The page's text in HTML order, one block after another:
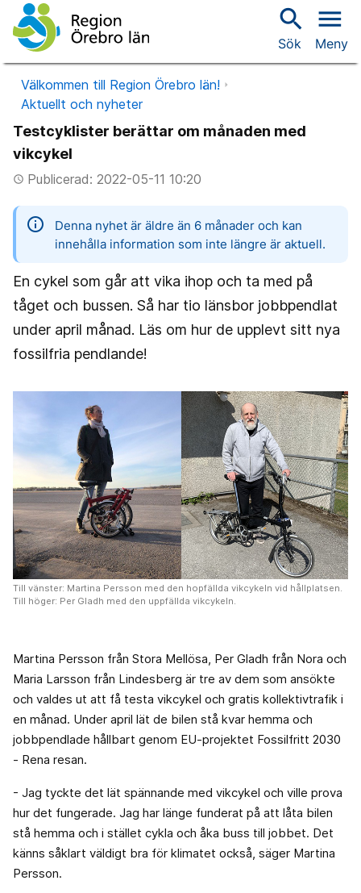
search
Sök
menu
Meny
Välkommen till Region Örebro län!
Aktuellt och nyheter
Testcyklister berättar om månaden med
vikcykel
access_timePublicerad: 2022-05-11 10:20
information
Denna nyhet är äldre än 6 månader och kan
innehålla information som inte längre är aktuell.
En cykel som går att vika ihop och ta med på
tåget och bussen. Så har tio länsbor jobbpendlat
under april månad. Läs om hur de upplevt sitt nya
fossilfria pendlande!
Till vänster: Martina Persson med den hopfällda vikcykeln vid hållplatsen.
Till höger: Per Gladh med den uppfällda vikcykeln.
Martina Persson från Stora Mellösa, Per Gladh från Nora och
Maria Larsson från Lindesberg är tre av dem som ansökte
och valdes ut att få testa vikcykel och gratis kollektivtrafik i
en månad. Under april lät de bilen stå kvar hemma och
jobbpendlade hållbart genom EU-projektet Fossilfritt 2030
- Rena resan.
- Jag tyckte det lät spännande med vikcykel och ville prova
hur det fungerade. Jag har länge funderat på att låta bilen
stå hemma och i stället cykla och åka buss till jobbet. Det
känns såklart väldigt bra för klimatet också, säger Martina
Persson.